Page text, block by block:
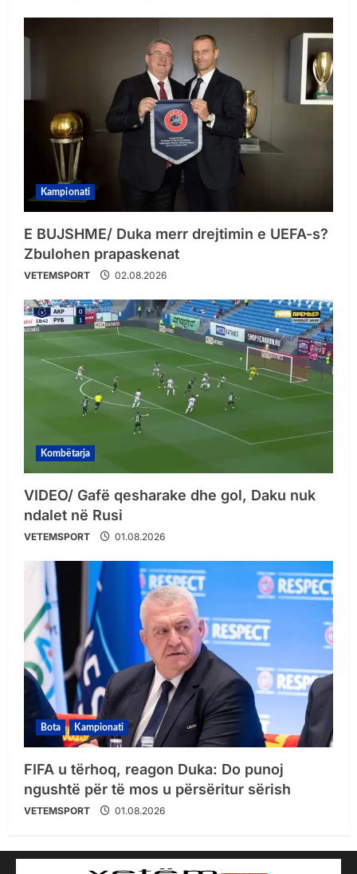
Kampionati
E BUJSHME/ Duka merr drejtimin e UEFA-s?
Zbulohen prapaskenat
VETEMSPORT 02.08.2026
Kombëtarja
VIDEO/ Gafë qesharake dhe gol, Daku nuk
ndalet në Rusi
VETEMSPORT 01.08.2026
Bota Kampionati
FIFA u tërhoq, reagon Duka: Do punoj
ngushtë për të mos u përsëritur sërish
VETEMSPORT 01.08.2026